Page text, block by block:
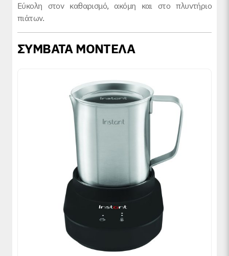
Εύκολη στον καθαρισμό, ακόμη και στο πλυντήριο
πιάτων.
ΣΥΜΒΑΤΑ ΜΟΝΤΕΛΑ